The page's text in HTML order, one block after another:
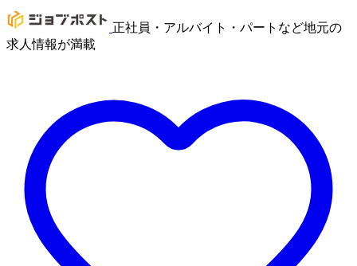
正社員・アルバイト・パートなど地元の
求人情報が満載